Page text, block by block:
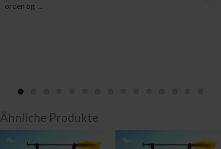
orden og
Ähnliche Produkte